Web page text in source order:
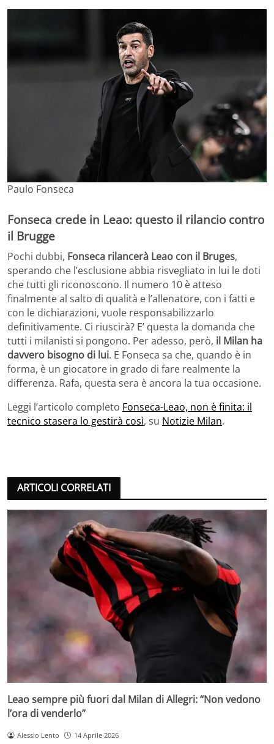
Paulo Fonseca
Fonseca crede in Leao: questo il rilancio contro
il Brugge
Pochi dubbi, Fonseca rilancerà Leao con il Bruges,
sperando che l’esclusione abbia risvegliato in lui le doti
che tutti gli riconoscono. Il numero 10 è atteso
finalmente al salto di qualità e l’allenatore, con i fatti e
con le dichiarazioni, vuole responsabilizzarlo
definitivamente. Ci riuscirà? E’ questa la domanda che
tutti i milanisti si pongono. Per adesso, però, il Milan ha
davvero bisogno di lui. E Fonseca sa che, quando è in
forma, è un giocatore in grado di fare realmente la
differenza. Rafa, questa sera è ancora la tua occasione.
Leggi l’articolo completo Fonseca-Leao, non è finita: il
tecnico stasera lo gestirà così, su Notizie Milan.
ARTICOLI CORRELATI
Leao sempre più fuori dal Milan di Allegri: “Non vedono
l’ora di venderlo”
Alessio Lento 14 Aprile 2026